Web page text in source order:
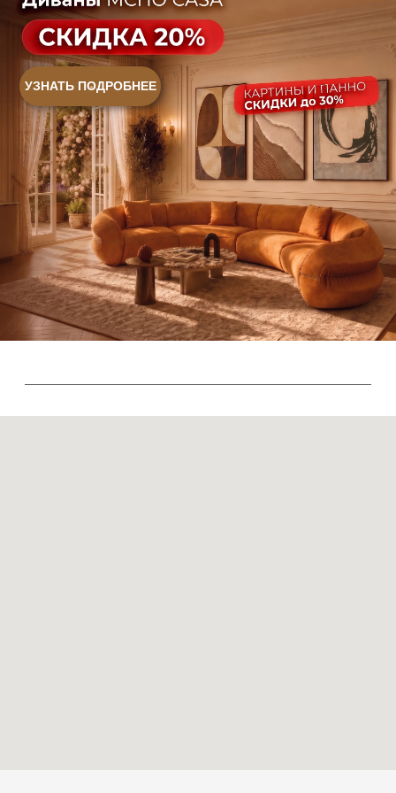
© 2026 Sky Living
Политика конфиденциальности
+7 (958) 202-41-41
+7 (499) 916-60-66
+7 (932) 021-99-97
+7 (499) 916-60-10,
Политика возврата товаров
Sales@skyliving.ru
Ежедневно, с 10:00 до 21:00
Telegram и YouTube ограничены на территории РФ
(на основании ФЗ-149 "Об информации")